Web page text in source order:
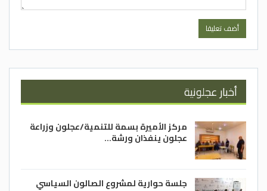
أخبار عجلونية
مركز الأميرة بسمة للتنمية/عجلون وزراعة
عجلون ينفذان ورشة…
جلسة حوارية لمشروع الصالون السياسي